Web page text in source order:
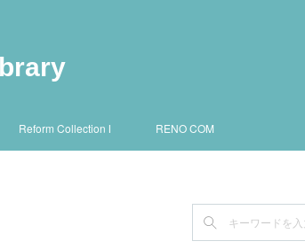
Reform Collection Ⅰ RENO COM